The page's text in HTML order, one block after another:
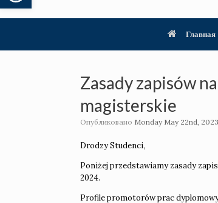
Главная
Zasady zapisów
magisterskie
Опубликовано Monday May 22nd, 2023
Drodzy Studenci,
Poniżej przedstawiamy zasady
2024.
Profile promotorów prac